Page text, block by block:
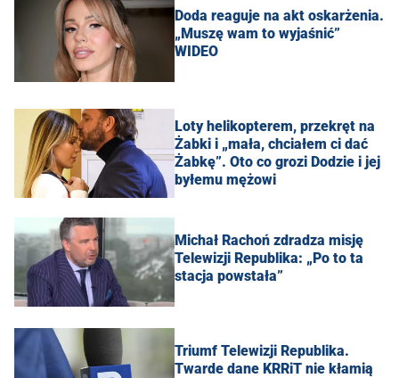
Doda reaguje na akt oskarżenia.
„Muszę wam to wyjaśnić”
WIDEO
Loty helikopterem, przekręt na
Żabki i „mała, chciałem ci dać
Żabkę”. Oto co grozi Dodzie i jej
byłemu mężowi
Michał Rachoń zdradza misję
Telewizji Republika: „Po to ta
stacja powstała”
Triumf Telewizji Republika.
Twarde dane KRRiT nie kłamią